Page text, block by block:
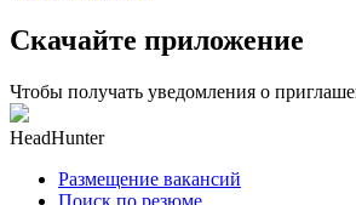
Скачайте приложение
Чтобы получать уведомления о
HeadHunter
Размещение вакансий
Поиск по резюме